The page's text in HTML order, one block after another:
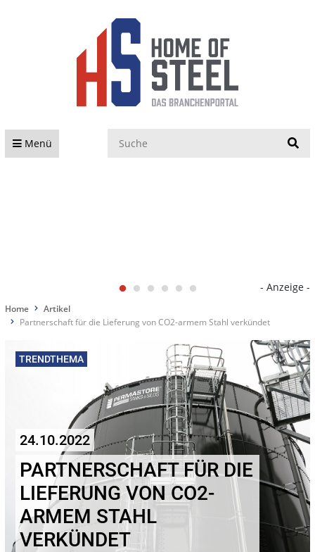
Menü
- Anzeige -
Home
Artikel
Partnerschaft für die Lieferung von CO2-armem Stahl verkündet
TRENDTHEMA
24.10.2022
PARTNERSCHAFT FÜR DIE
LIEFERUNG VON CO2-
ARMEM STAHL
VERKÜNDET